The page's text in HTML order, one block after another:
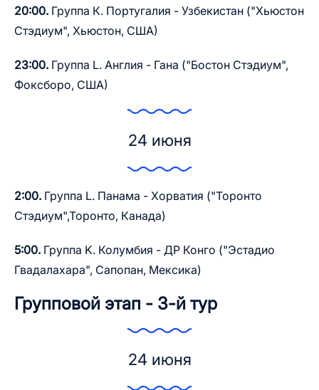
20:00. Группа К. Португалия - Узбекистан ("Хьюстон
Стэдиум", Хьюстон, США)
23:00. Группа L. Англия - Гана ("Бостон Стэдиум",
Фоксборо, США)
24 июня
2:00. Группа L. Панама - Хорватия ("Торонто
Стэдиум",Торонто, Канада)
5:00. Группа K. Колумбия - ДР Конго ("Эстадио
Гвадалахара", Сапопан, Мексика)
Групповой этап - 3-й тур
24 июня